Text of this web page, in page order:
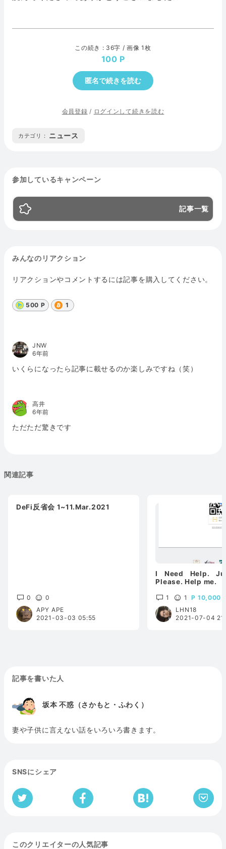
この続き : 36字 / 画像 1枚
100
匿名で続きを読む
会員登録 / ログインして続きを読む
カテゴリ : ニュース
参加しているキャンペーン
記事一覧
みんなのリアクション
リアクションやコメントするには記事を購入してください。
500 P 1
JNW
6年前
いくらになったら記事に載せるのか楽しみですね（笑）
高井
6年前
ただただ驚きです
関連記事
DeFi反省会 1~11.Mar.2021
0
0
APY APE
2021-03-03 05:55
I Need Help.
Please. Help me.
1 1
10,000
LHN18
2021-07-04
記事を書いた人
坂本 不惑（さかもと・ふわく）
妻や子供に言えない話をいろいろ書きます。
SNSにシェア
このクリエイターの人気記事